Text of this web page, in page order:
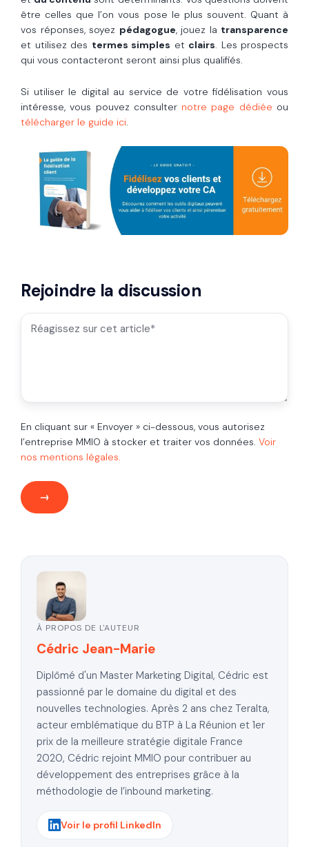
être celles que l’on vous pose le plus souvent. Quant à
vos réponses, soyez pédagogue, jouez la transparence
et utilisez des termes simples et clairs. Les prospects
qui vous contacteront seront ainsi plus qualifiés.
Si utiliser le digital au service de votre fidélisation vous
intéresse, vous pouvez consulter notre page dédiée ou
télécharger le guide ici.
Rejoindre la discussion
En cliquant sur « Envoyer » ci-dessous, vous autorisez
l’entreprise MMIO à stocker et traiter vos données. Voir
nos mentions légales.
À PROPOS DE L'AUTEUR
Cédric Jean-Marie
Diplômé d'un Master Marketing Digital, Cédric est
passionné par le domaine du digital et des
nouvelles technologies. Après 2 ans chez Teralta,
acteur emblématique du BTP à La Réunion et 1er
prix de la meilleure stratégie digitale France
2020, Cédric rejoint MMIO pour contribuer au
développement des entreprises grâce à la
méthodologie de l’inbound marketing.
Voir le profil LinkedIn